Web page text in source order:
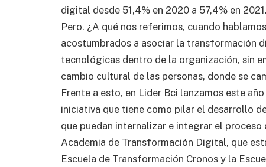
digital desde 51,4% en 2020 a 57,4% en 2021.
Pero. ¿A qué nos referimos, cuando
acostumbrados a asociar la transformación
tecnológicas dentro de la organización, sin
cambio cultural de las personas, donde se
Frente a esto, en Lider Bci lanzamos este
iniciativa que tiene como pilar el desarrollo
que puedan internalizar e integrar el
Academia de Transformación Digital, que
Escuela de Transformación Cronos y la